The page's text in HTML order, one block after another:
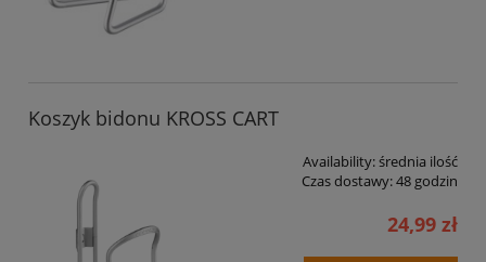
Koszyk bidonu KROSS CART
Availability:średnia ilość
Czas dostawy:48 godzin
24,99 zł